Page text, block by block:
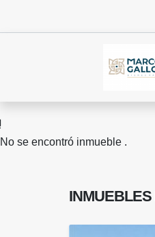
No se encontró inmueble .
INMUEBLES